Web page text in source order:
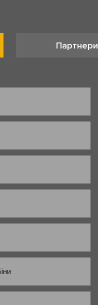
Партнери